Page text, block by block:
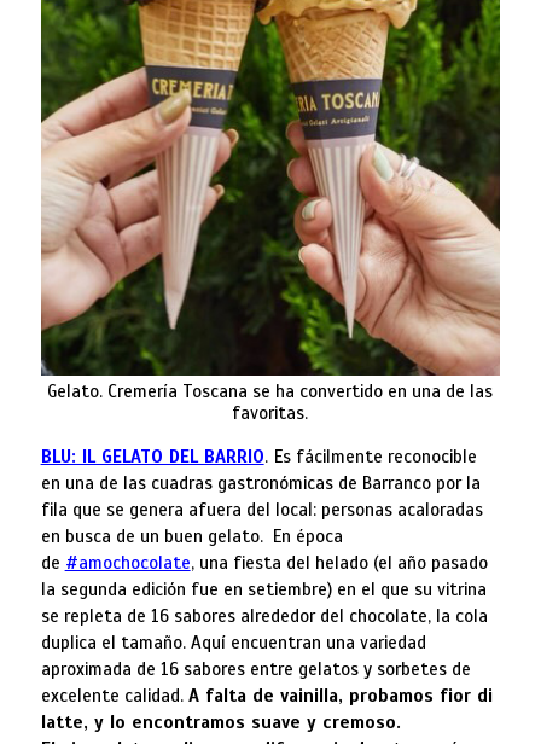
Gelato. Cremería Toscana se ha convertido en una de las
favoritas.
BLU: IL GELATO DEL BARRIO. Es fácilmente reconocible
en una de las cuadras gastronómicas de Barranco por la
fila que se genera afuera del local: personas acaloradas
en busca de un buen gelato. En época
de #amochocolate, una fiesta del helado (el año pasado
la segunda edición fue en setiembre) en el que su vitrina
se repleta de 16 sabores alrededor del chocolate, la cola
duplica el tamaño. Aquí encuentran una variedad
aproximada de 16 sabores entre gelatos y sorbetes de
excelente calidad. A falta de vainilla, probamos fior di
latte, y lo encontramos suave y cremoso.